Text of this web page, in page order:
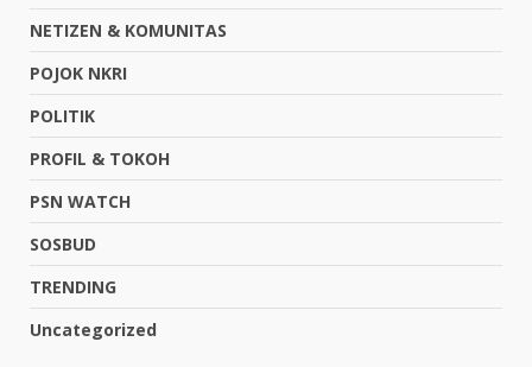
NETIZEN & KOMUNITAS
POJOK NKRI
POLITIK
PROFIL & TOKOH
PSN WATCH
SOSBUD
TRENDING
Uncategorized